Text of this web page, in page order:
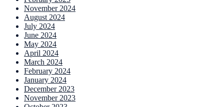
November 2024
August 2024
July 2024
June 2024
May 2024
April 2024
March 2024
February 2024
January 2024
December 2023
November 2023